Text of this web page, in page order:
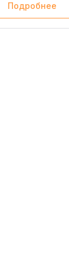
Подробнее